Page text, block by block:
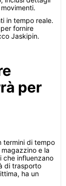
in tempo reale.
fornire
Jaskipin.
per
termini di tempo
e la
che influenzano
di trasporto
ha un